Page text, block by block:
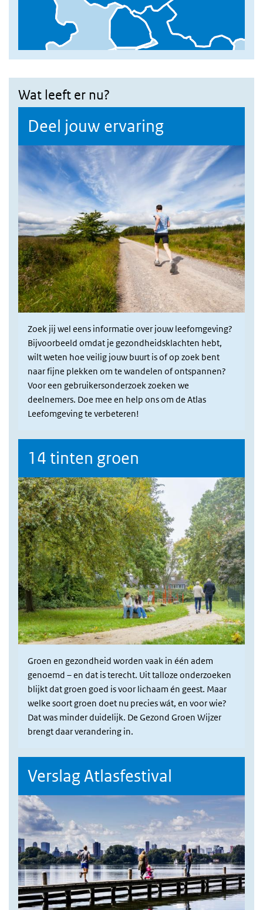
Wat leeft er nu?
Deel jouw ervaring
Zoek jij wel eens informatie over jouw leefomgeving?
Bijvoorbeeld omdat je gezondheidsklachten hebt,
wilt weten hoe veilig jouw buurt is of op zoek bent
naar fijne plekken om te wandelen of ontspannen?
Voor een gebruikersonderzoek zoeken we
deelnemers. Doe mee en help ons om de Atlas
Leefomgeving te verbeteren!
14 tinten groen
Groen en gezondheid worden vaak in één adem
genoemd – en dat is terecht. Uit talloze onderzoeken
blijkt dat groen goed is voor lichaam én geest. Maar
welke soort groen doet nu precies wát, en voor wie?
Dat was minder duidelijk. De Gezond Groen Wijzer
brengt daar verandering in.
Verslag Atlasfestival